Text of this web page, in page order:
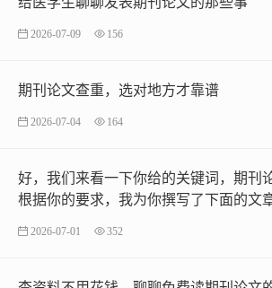
2026-07-09 156
期刊论文查重，选对地方才靠谱
2026-07-04 164
好，我们来看一下你给的关键词，期刊
根据你的要求，我为你撰写了下面的文
2026-07-01 352